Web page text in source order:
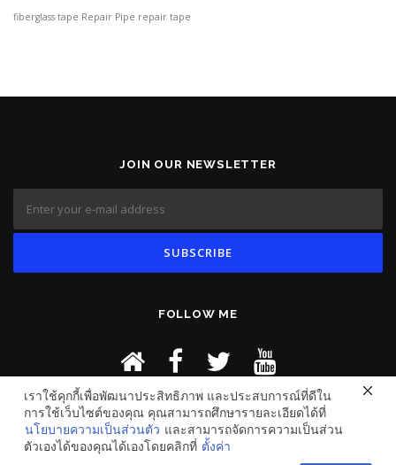
fiberglass tape Repair Pipe repair tape
JOIN OUR NEWSLETTER
FOLLOW ME
เราใช้คุกกี้เพื่อพัฒนาประสิทธิภาพ และประสบการณ์ที่ดีใน
การใช้เว็บไซต์ของคุณ คุณสามารถศึกษารายละเอียดได้ที่
นโยบายความเป็นส่วนตัว และสามารถจัดการความเป็นส่วน
ตัวเองได้ของคุณได้เองโดยคลิกที่ ตั้งค่า